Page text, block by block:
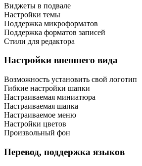
Виджеты в подвале
Настройки темы
Поддержка микроформатов
Поддержка форматов записей
Стили для редактора
Настройки внешнего вида
Возможность установить свой логотип
Гибкие настройки шапки
Настраиваемая миниатюра
Настраиваемая шапка
Настраиваемое меню
Настройки цветов
Произвольный фон
Перевод, поддержка языков